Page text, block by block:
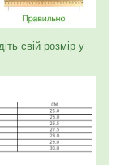
свій розмір у